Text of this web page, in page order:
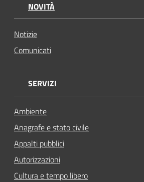
NOVITÀ
Notizie
Comunicati
SERVIZI
Ambiente
Anagrafe e stato civile
Appalti pubblici
Autorizzazioni
Cultura e tempo libero